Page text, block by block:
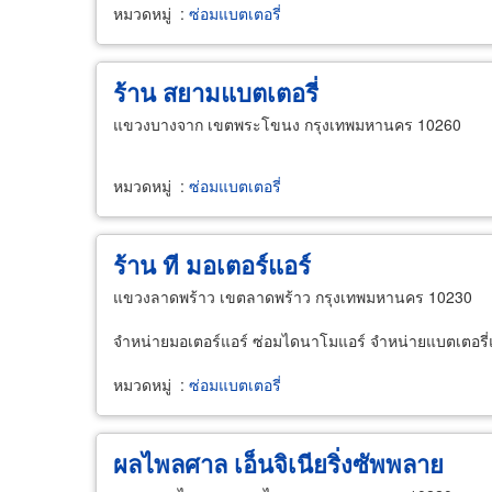
หมวดหมู่ : ซ่อมแบตเตอรี่
ร้าน สยามแบตเตอรี่
แขวงบางจาก เขตพระโขนง กรุงเทพมหานคร 10260
หมวดหมู่ : ซ่อมแบตเตอรี่
ร้าน ที มอเตอร์แอร์
แขวงลาดพร้าว เขตลาดพร้าว กรุงเทพมหานคร 10230
จำหน่ายมอเตอร์แอร์ ซ่อมไดนาโมแอร์ จำหน่ายแบตเตอ
หมวดหมู่ : ซ่อมแบตเตอรี่
ผลไพลศาล เอ็นจิเนียริ่งซัพพลาย